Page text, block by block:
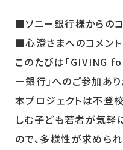
■ソニー銀行様からの
■心澄さまへのコメント
このたびは「GIVING
ー銀行」へのご参加あり
本プロジェクトは不登
しむ子ども若者が気軽
ので、多様性が求めら